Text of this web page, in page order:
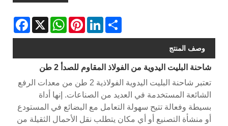
X
WhatsAppPinterestLinkedInShare
وصف المنتج
شاحنة البليت اليدوية من الفولاذ المقاوم للصدأ 2 طن
تعتبر شاحنة البليت اليدوية الفولاذية 2 طن من معدات الرفع
الشائعة المستخدمة في العديد من الصناعات. إنها أداة
بسيطة وفعالة تتيح سهولة التعامل مع البضائع في المستودع
أو منشأة التصنيع أو أي مكان يتطلب نقل الأحمال الثقيلة من